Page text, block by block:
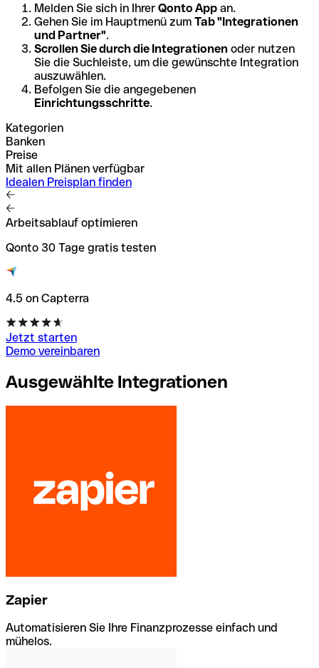
Melden Sie sich in Ihrer Qonto App an.
Gehen Sie im Hauptmenü zum Tab "Integrationen
und Partner".
Scrollen Sie durch die Integrationen oder nutzen
Sie die Suchleiste, um die gewünschte Integration
auszuwählen.
Befolgen Sie die angegebenen
Einrichtungsschritte.
Kategorien
Banken
Preise
Mit allen Plänen verfügbar
Idealen Preisplan finden
Arbeitsablauf optimieren
Qonto 30 Tage gratis testen
4.5 on Capterra
Jetzt starten
Demo vereinbaren
Ausgewählte Integrationen
Zapier
Automatisieren Sie Ihre Finanzprozesse einfach und
mühelos.